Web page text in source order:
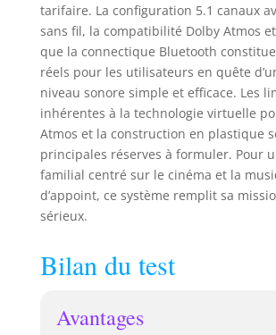
tarifaire. La configuration 5.1 canaux
sans fil, la compatibilité Dolby Atmos et
que la connectique Bluetooth
réels pour les utilisateurs en quête
niveau sonore simple et efficace. Les
inhérentes à la technologie virtuelle
Atmos et la construction en plastique
principales réserves à formuler. Pour
familial centré sur le cinéma et la
d’appoint, ce système remplit sa
sérieux.
Bilan du test
Avantages